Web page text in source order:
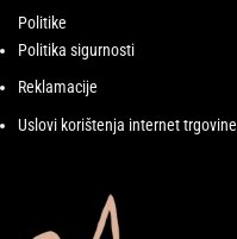
Politike
Politika sigurnosti
Reklamacije
Uslovi korištenja internet trgovine